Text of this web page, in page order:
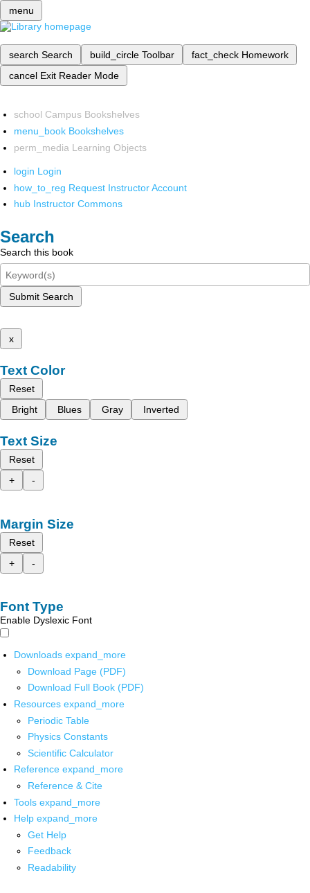
menu
search Search build_circle Toolbar fact_check Homework
cancel Exit Reader Mode
school Campus Bookshelves
menu_book Bookshelves
perm_media Learning Objects
login Login
how_to_reg Request Instructor Account
hub Instructor Commons
Search
Search this book
Submit Search
x
Text Color
Reset
Bright
Blues Gray Inverted
Text Size
Reset
+
-
Margin Size
Reset
+
-
Font Type
Enable Dyslexic Font
Downloads expand_more
Download Page (PDF)
Download Full Book (PDF)
Resources expand_more
Periodic Table
Physics Constants
Scientific Calculator
Reference expand_more
Reference & Cite
Tools expand_more
Help expand_more
Get Help
Feedback
Readability